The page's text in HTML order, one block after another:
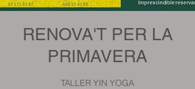
RENOVA'T PER LA
PRIMAVERA
TALLER YIN YOGA